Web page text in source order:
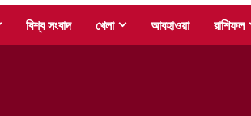
বিশ্ব সংবাদ খেলা আবহাওয়া রাশিফল